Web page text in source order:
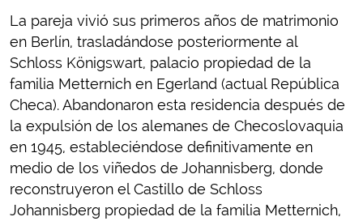
La pareja vivió sus primeros años de matrimonio
en Berlín, trasladándose posteriormente al
Schloss Königswart, palacio propiedad de la
familia Metternich en Egerland (actual República
Checa). Abandonaron esta residencia después de
la expulsión de los alemanes de Checoslovaquia
en 1945, estableciéndose definitivamente en
medio de los viñedos de Johannisberg, donde
reconstruyeron el Castillo de Schloss
Johannisberg propiedad de la familia Metternich,